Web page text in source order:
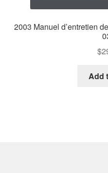
2003 Manuel d’entretien
$
Add